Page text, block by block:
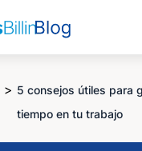
> 5 consejos útiles para
tiempo en tu trabajo